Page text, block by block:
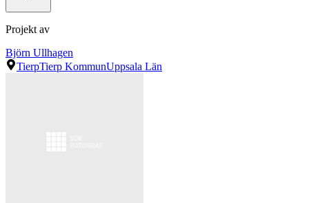
Projekt av
Björn Ullhagen
TierpTierp KommunUppsala Län